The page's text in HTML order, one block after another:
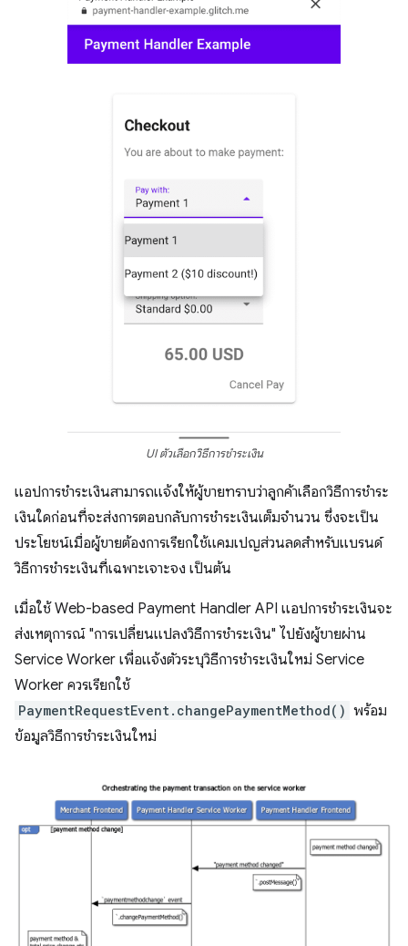
UI ตัวเลือกวิธีการชำระเงิน
แอปการชำระเงินสามารถแจ้งให้ผู้ขายทราบว่าลูกค้าเลือกวิธีการชำระ
เงินใดก่อนที่จะส่งการตอบกลับการชำระเงินเต็มจำนวน ซึ่งจะเป็น
ประโยชน์เมื่อผู้ขายต้องการเรียกใช้แคมเปญส่วนลดสำหรับแบรนด์
วิธีการชำระเงินที่เฉพาะเจาะจง เป็นต้น
เมื่อใช้ Web-based Payment Handler API แอปการชำระเงินจะ
ส่งเหตุการณ์ "การเปลี่ยนแปลงวิธีการชำระเงิน" ไปยังผู้ขายผ่าน
Service Worker เพื่อแจ้งตัวระบุวิธีการชำระเงินใหม่ Service
Worker ควรเรียกใช้
PaymentRequestEvent.changePaymentMethod() พร้อม
ข้อมูลวิธีการชำระเงินใหม่